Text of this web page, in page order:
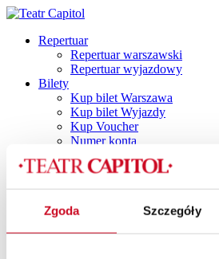
Zgoda Szczegóły
Repertuar
Repertuar warszawski
Repertuar wyjazdowy
Bilety
Kup bilet Warszawa
Kup bilet Wyjazdy
Kup Voucher
Numer konta
Plan widowni
Najczęściej zadawane pytania
Polityka cookies